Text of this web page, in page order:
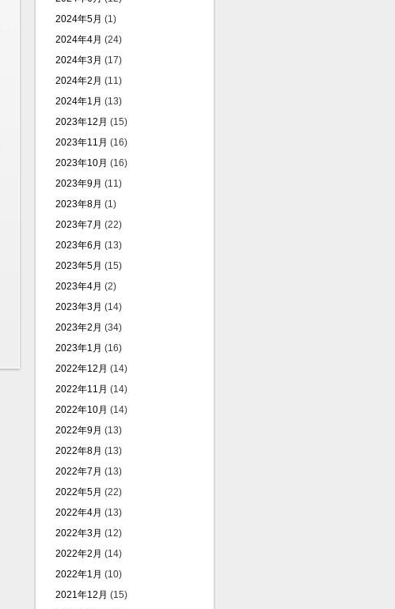
2024年5月 (1)
2024年4月 (24)
2024年3月 (17)
2024年2月 (11)
2024年1月 (13)
2023年12月 (15)
2023年11月 (16)
2023年10月 (16)
2023年9月 (11)
2023年8月 (1)
2023年7月 (22)
2023年6月 (13)
2023年5月 (15)
2023年4月 (2)
2023年3月 (14)
2023年2月 (34)
2023年1月 (16)
2022年12月 (14)
2022年11月 (14)
2022年10月 (14)
2022年9月 (13)
2022年8月 (13)
2022年7月 (13)
2022年5月 (22)
2022年4月 (13)
2022年3月 (12)
2022年2月 (14)
2022年1月 (10)
2021年12月 (15)